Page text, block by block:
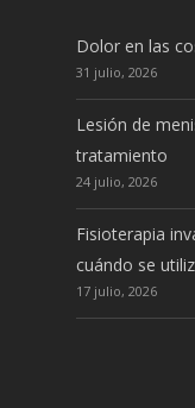
Dolor en las
31 julio, 2026
Lesión de
tratamiento
24 julio, 2026
Fisioterapia
cuándo se
17 julio, 2026